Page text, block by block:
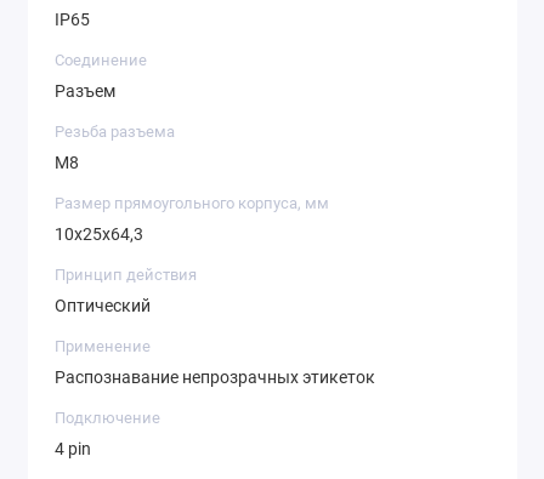
IP65
Соединение
Разъем
Резьба разъема
M8
Размер прямоугольного корпуса, мм
10x25x64,3
Принцип действия
Оптический
Применение
Распознавание непрозрачных этикеток
Подключение
4 pin